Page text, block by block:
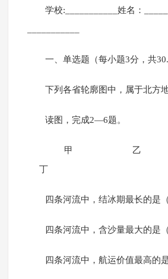
学校:___________姓名：
一、单选题（每小题3分，共
下列各省轮廓图中，属于北方
读图，完成2—6题。
甲
丁
四条河流中，结冰期最长的是（
四条河流中，含沙量最大的是（
四条河流中，航运价值最高的是